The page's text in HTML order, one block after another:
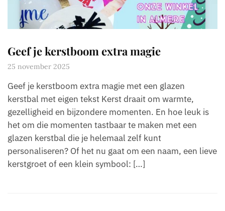
Geef je kerstboom extra magie
25 november 2025
Geef je kerstboom extra magie met een glazen
kerstbal met eigen tekst Kerst draait om warmte,
gezelligheid en bijzondere momenten. En hoe leuk is
het om die momenten tastbaar te maken met een
glazen kerstbal die je helemaal zelf kunt
personaliseren? Of het nu gaat om een naam, een lieve
kerstgroet of een klein symbool: […]